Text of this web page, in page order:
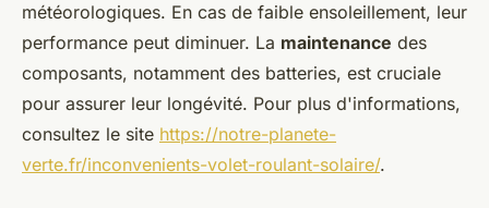
météorologiques. En cas de faible ensoleillement, leur
performance peut diminuer. La maintenance des
composants, notamment des batteries, est cruciale
pour assurer leur longévité. Pour plus d'informations,
consultez le site https://notre-planete-
verte.fr/inconvenients-volet-roulant-solaire/.